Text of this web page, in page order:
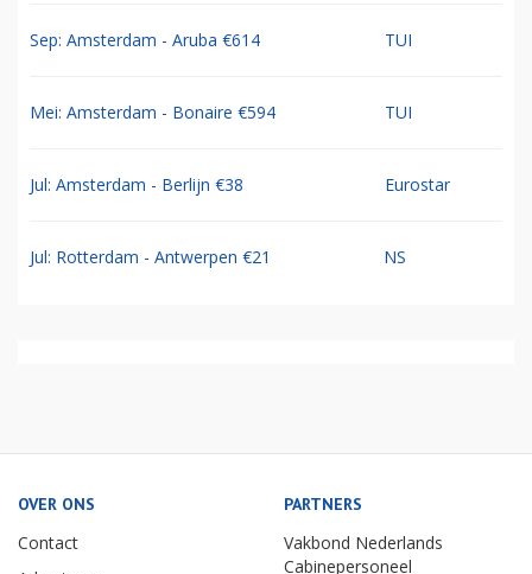
Sep: Amsterdam - Aruba €614 TUI
Mei: Amsterdam - Bonaire €594 TUI
Jul: Amsterdam - Berlijn €38 Eurostar
Jul: Rotterdam - Antwerpen €21 NS
OVER ONS
Contact
PARTNERS
Vakbond Nederlands
Cabinepersoneel